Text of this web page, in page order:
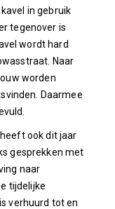
in gebruik
tegenover is
wordt hard
Naar
worden
Daarmee
ook dit jaar
gesprekken met
naar
tijdelijke
verhuurd tot en